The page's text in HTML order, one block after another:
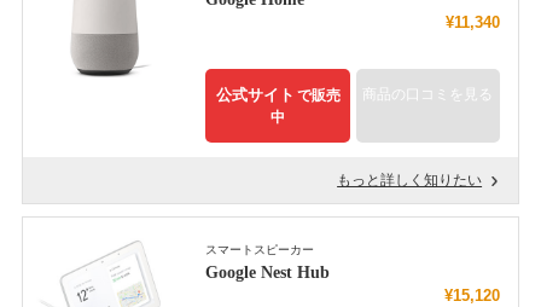
¥11,340
公式サイト で販売
中
商品の口コミを見る
もっと詳しく知りたい
スマートスピーカー
Google Nest Hub
¥15,120